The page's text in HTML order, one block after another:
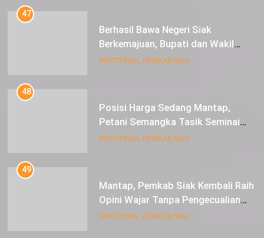
47
Berhasil Bawa Negeri Siak
Berkemajuan, Bupati dan Wakil
Bupati Siak Terima Gelar Adat
INFOTORIAL PEMKAB SIAK
48
Posisi Harga Sedang Mantap,
Petani Semangka Tasik Seminai
Raup Untung
INFOTORIAL PEMKAB SIAK
49
Mantap, Pemkab Siak Kembali Raih
Opini Wajar Tanpa Pengecualian
ke-13 Dari BPK RI.
INFOTORIAL PEMKAB SIAK